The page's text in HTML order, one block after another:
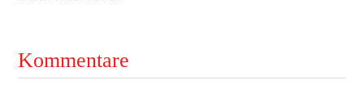
Veranstaltungen
Kommentare